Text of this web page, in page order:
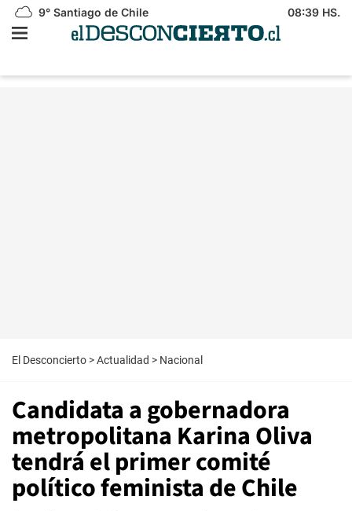
9° Santiago de Chile 08:39 HS.
El Desconcierto >Actualidad > Nacional
Candidata a gobernadora
metropolitana Karina Oliva
tendrá el primer comité
político feminista de Chile